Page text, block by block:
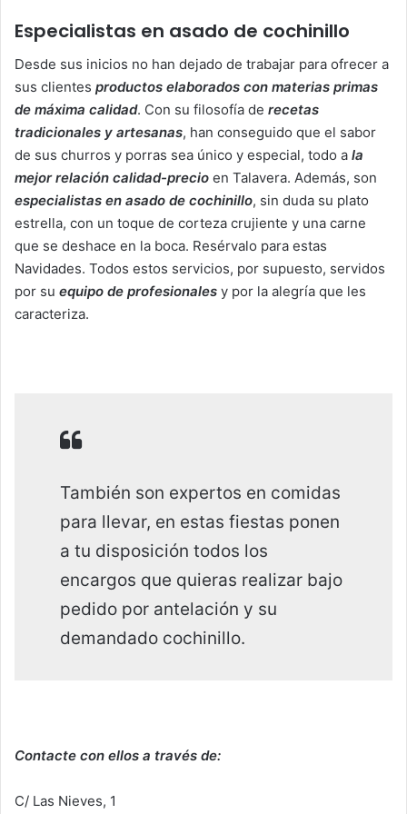
Especialistas en asado de cochinillo
Desde sus inicios no han dejado de trabajar para ofrecer a
sus clientes productos elaborados con materias primas
de máxima calidad. Con su filosofía de recetas
tradicionales y artesanas, han conseguido que el sabor
de sus churros y porras sea único y especial, todo a la
mejor relación calidad-precio en Talavera. Además, son
especialistas en asado de cochinillo, sin duda su plato
estrella, con un toque de corteza crujiente y una carne
que se deshace en la boca. Resérvalo para estas
Navidades. Todos estos servicios, por supuesto, servidos
por su equipo de profesionales y por la alegría que les
caracteriza.
También son expertos en comidas
para llevar, en estas fiestas ponen
a tu disposición todos los
encargos que quieras realizar bajo
pedido por antelación y su
demandado cochinillo.
Contacte con ellos a través de:
C/ Las Nieves, 1